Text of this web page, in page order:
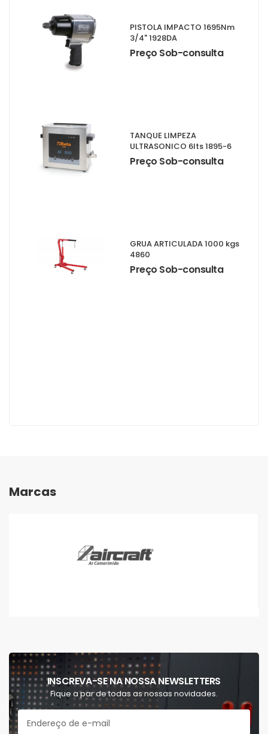
PISTOLA IMPACTO 1695Nm
3/4" 1928DA
Preço Sob-consulta
TANQUE LIMPEZA
ULTRASONICO 6lts 1895-6
Preço Sob-consulta
GRUA ARTICULADA 1000 kgs
4860
Preço Sob-consulta
Marcas
INSCREVA-SE NA NOSSA NEWSLETTERS
Fique a par de todas as nossas novidades.